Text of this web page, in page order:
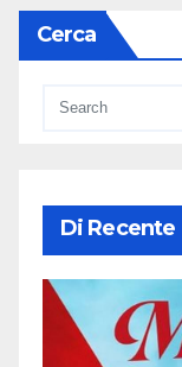
Cerca
Di Recente